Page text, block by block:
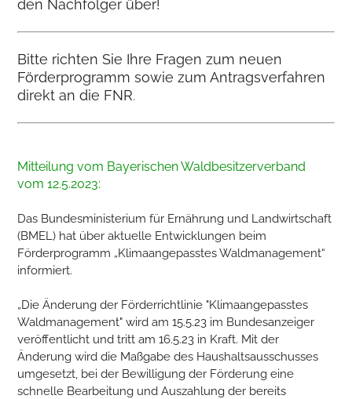
den Nachfolger über!
Bitte richten Sie Ihre Fragen zum neuen
Förderprogramm sowie zum Antragsverfahren
direkt an die FNR.
Mitteilung vom Bayerischen Waldbesitzerverband
vom 12.5.2023:
Das Bundesministerium für Ernährung und Landwirtschaft
(BMEL) hat über aktuelle Entwicklungen beim
Förderprogramm „Klimaangepasstes Waldmanagement“
informiert.
„Die Änderung der Förderrichtlinie "Klimaangepasstes
Waldmanagement" wird am 15.5.23 im Bundesanzeiger
veröffentlicht und tritt am 16.5.23 in Kraft. Mit der
Änderung wird die Maßgabe des Haushaltsausschusses
umgesetzt, bei der Bewilligung der Förderung eine
schnelle Bearbeitung und Auszahlung der bereits